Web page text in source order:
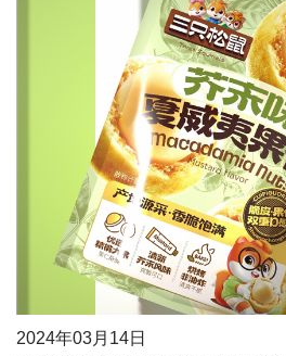
2024年03月14日